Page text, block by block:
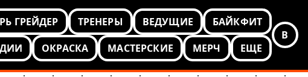
ГРЕЙДЕР ТРЕНЕРЫ ВЕДУЩИЕ
БАЙКФИТ
ОКРАСКА МАСТЕРСКИЕ МЕРЧ ЕЩЕ
В